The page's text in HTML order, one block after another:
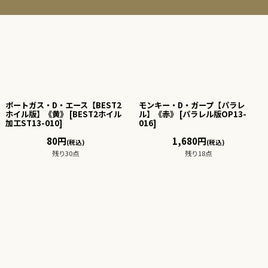
ポートガス・D・エース【BEST2
ホイル版】《黄》 [BEST2ホイル
加工ST13-010]
80円(税込)
残り30点
モンキー・D・ガープ【パラレ
ル】《赤》 [パラレル版OP13-
016]
1,680円(税込)
残り18点